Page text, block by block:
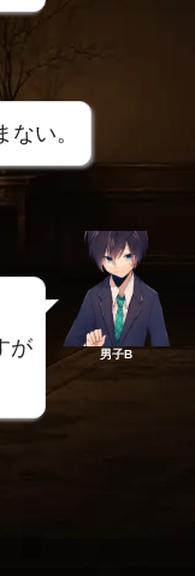
い。
が
男子B